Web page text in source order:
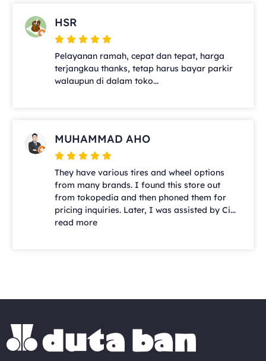
HSR
Pelayanan ramah, cepat dan tepat, harga
terjangkau thanks, tetap harus bayar parkir
walaupun di dalam toko...
MUHAMMAD AHO
They have various tires and wheel options
from many brands. I found this store out
from tokopedia and then phoned them for
pricing inquiries. Later, I was assisted by Ci...
read more